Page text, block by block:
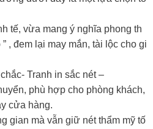
tế, vừa mang ý nghĩa phong th
, đem lại may mắn, tài lộc cho gi
Tranh in sắc nét –
phù hợp cho phòng khách,
cửa hàng.
gian mà vẫn giữ nét thẩm mỹ tố